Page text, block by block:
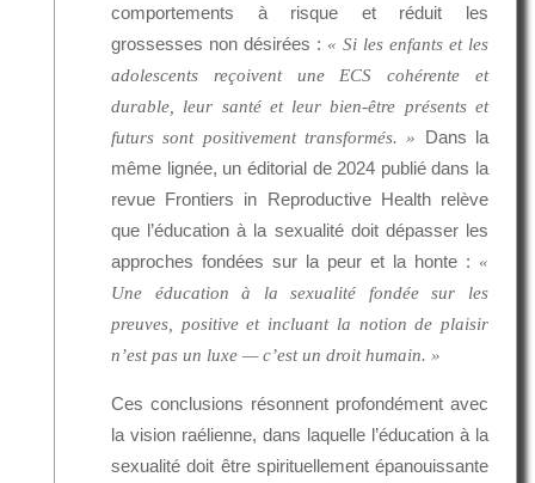
comportements à risque et réduit les
grossesses non désirées : « Si les enfants et les
adolescents reçoivent une ECS cohérente et
durable, leur santé et leur bien-être présents et
futurs sont positivement transformés. »
Dans la
même lignée, un éditorial de 2024 publié dans la
revue Frontiers in Reproductive Health relève
que l’éducation à la sexualité doit dépasser les
approches fondées sur la peur et la honte : «
Une éducation à la sexualité fondée sur les
preuves, positive et incluant la notion de plaisir
n’est pas un luxe — c’est un droit humain. »
Ces conclusions résonnent profondément avec
la vision raélienne, dans laquelle l’éducation à la
sexualité doit être spirituellement épanouissante